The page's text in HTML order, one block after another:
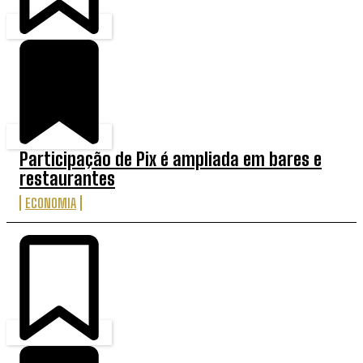
Participação de Pix é ampliada em bares e
restaurantes
ECONOMIA